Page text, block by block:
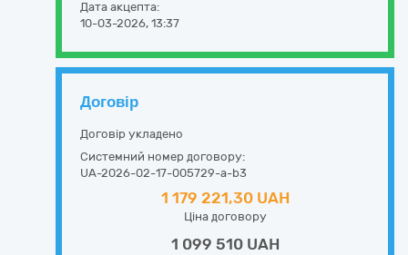
Дата акцепта:
10-03-2026, 13:37
Договір
Договір укладено
Системний номер договору:
UA-2026-02-17-005729-a-b3
1 179 221,30 UAH
Ціна договору
1 099 510 UAH